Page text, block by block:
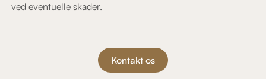
ved eventuelle skader.
Kontakt os